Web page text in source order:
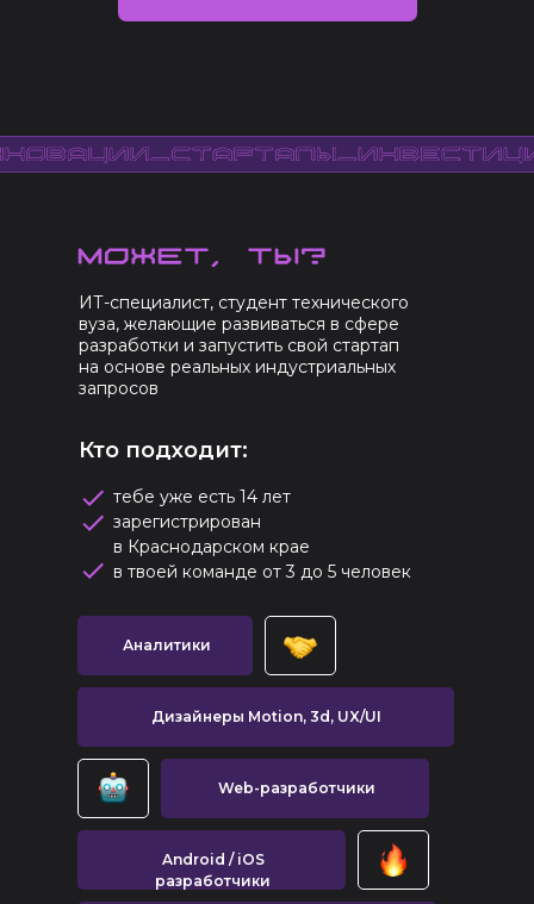
ИТ-специалист, студент технического
вуза, желающие развиваться в сфере
разработки и запустить свой стартап
на основе реальных индустриальных
запросов
Кто подходит:
тебе уже есть 14 лет
зарегистрирован
в Краснодарском крае
в твоей команде от 3 до 5 человек
Аналитики
Дизайнеры Motion, 3d, UX/UI
Web-разработчики
Android / iOS
разработчики